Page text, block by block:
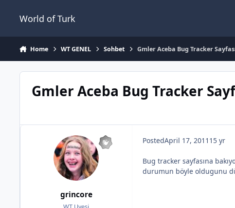
World of Turk
Home WT GENEL Sohbet Gmler Aceba Bug Tracker
Gmler Aceba Bug Tracker
grincore
PostedApril 17, 2011 15 yr
Bug tracker sayfasına
durumun böyle oldugunu